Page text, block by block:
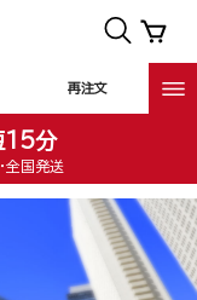
再注文
15分
全国発送